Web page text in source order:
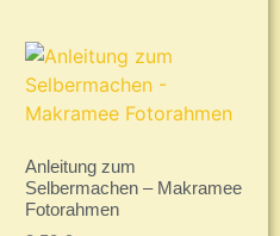
Anleitung zum
Selbermachen – Makramee
Fotorahmen